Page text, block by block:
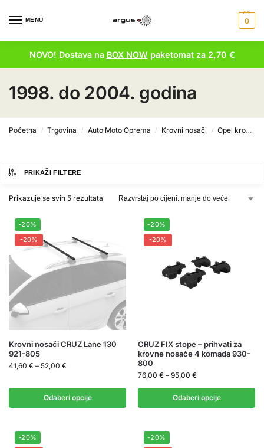
MENU 0
NOVO! Dostava na BOX NOWpaketomat za 2,70 €
1998. do 2004. godina
Početna / Trgovina / Auto Moto Oprema / Krovni nosači / Opel krovni nosači
PRIKAŽI FILTERE
Prikazuje se svih 5 rezultata
-20%
-20%
Krovni nosači CRUZ Lane 130
921-805
41,60 € – 52,00 €
Odaberi opcije
-20%
-20%
CRUZ FIX stope – prihvati za
krovne nosače 4 komada 930-
800
76,00 € – 95,00 €
Odaberi opcije
-20%
-20%